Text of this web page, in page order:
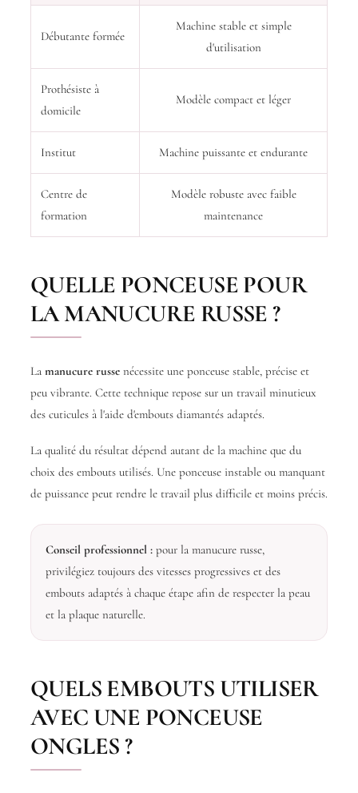
Débutante formée
Machine stable et simple
d'utilisation
Prothésiste à
domicile
Modèle compact et léger
Institut Machine puissante et endurante
Centre de
formation
Modèle robuste avec faible
maintenance
QUELLE PONCEUSE POUR
LA MANUCURE RUSSE ?
La manucure russe nécessite une ponceuse stable, précise et
peu vibrante. Cette technique repose sur un travail minutieux
des cuticules à l'aide d'embouts diamantés adaptés.
La qualité du résultat dépend autant de la machine que du
choix des embouts utilisés. Une ponceuse instable ou manquant
de puissance peut rendre le travail plus difficile et moins précis.
Conseil professionnel : pour la manucure russe,
privilégiez toujours des vitesses progressives et des
embouts adaptés à chaque étape afin de respecter la peau
et la plaque naturelle.
QUELS EMBOUTS UTILISER
AVEC UNE PONCEUSE
ONGLES ?